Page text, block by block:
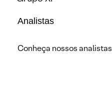
Analistas
Conheça nossos analistas